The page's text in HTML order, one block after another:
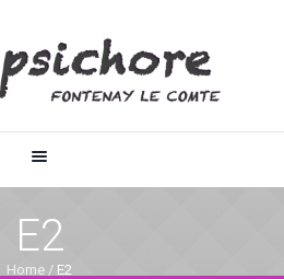
E2
Home / E2